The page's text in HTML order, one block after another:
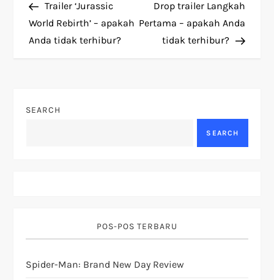
o
s
n
PostTrailer ‘Jurassic
World Rebirth’ – apakah
Anda tidak terhibur?
Post
Drop trailer Langkah
Pertama – apakah Anda
tidak terhibur?
SEARCH
SEARCH
POS-POS TERBARU
Spider-Man: Brand New Day Review